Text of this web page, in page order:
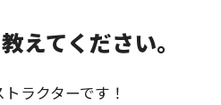
えてください。
ラクターです！